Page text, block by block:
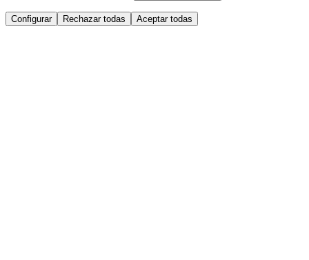
Configurar Rechazar todas Aceptar todas